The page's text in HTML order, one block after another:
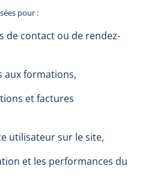
pour :
de contact ou de rendez-
aux formations,
et factures
utilisateur sur le site,
et les performances du